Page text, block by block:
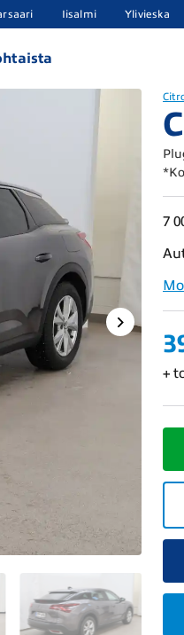
Iisalmi Ylivieska
7
+